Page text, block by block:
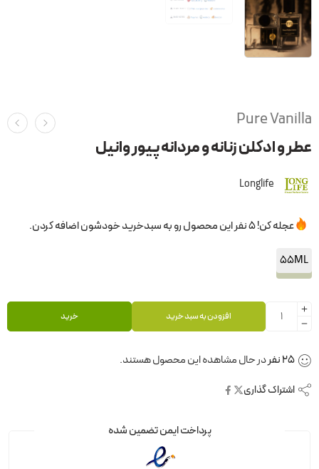
Pure Vanilla
عطر و ادکلن زنانه و مردانه پیور وانیل
Longlife
عجله کن! 5 نفر این محصول رو به سبدخرید خودشون اضافه کردن.
55ML
افزودن به سبد خرید خرید
25نفردر حال مشاهده این محصول هستند.
اشتراک گذاری
پرداخت ایمن تضمین شده